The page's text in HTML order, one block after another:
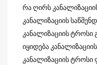
რა ღირს
კანალიზაციის
კანალიზაციის ტროსი
იყიდება
კანალიზაციის ტროსი